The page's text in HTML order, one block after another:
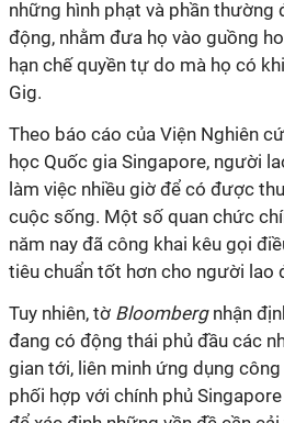
những hình phạt và phần thường
động, nhằm đưa họ vào guồng
hạn chế quyền tự do mà họ có
Gig.
Theo báo cáo của Viện Nghiên
học Quốc gia Singapore, người
làm việc nhiều giờ để có được
cuộc sống. Một số quan chức
năm nay đã công khai kêu gọi
tiêu chuẩn tốt hơn cho người lao
Tuy nhiên, tờ Bloombergnhận
đang có động thái phủ đầu các
gian tới, liên minh ứng dụng
phối hợp với chính phủ